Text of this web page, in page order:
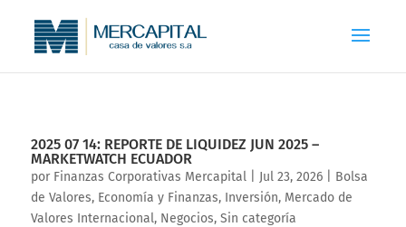
2025 07 14: REPORTE DE LIQUIDEZ JUN 2025 –
MARKETWATCH ECUADOR
por Finanzas Corporativas Mercapital| Jul 23, 2026| Bolsa
de Valores, Economía y Finanzas, Inversión, Mercado de
Valores Internacional, Negocios, Sin categoría